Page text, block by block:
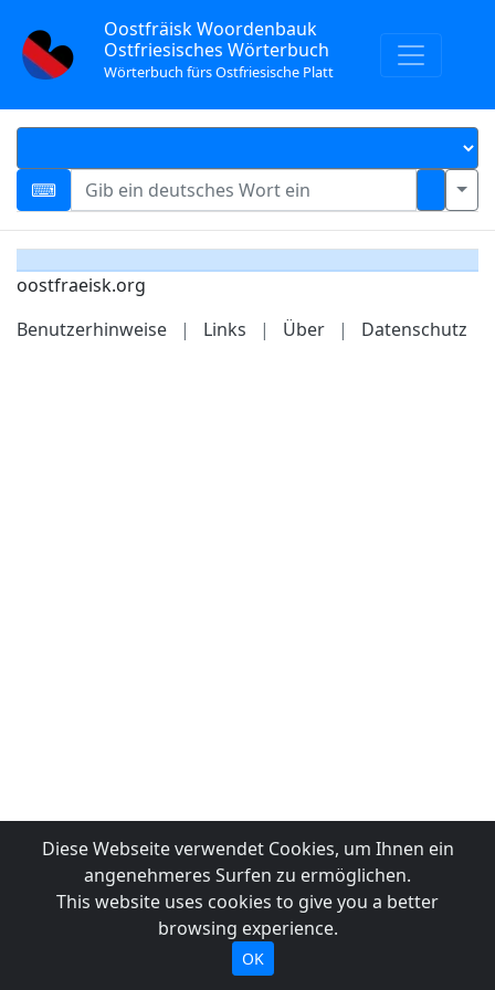
Oostfräisk Woordenbauk
Ostfriesisches Wörterbuch
Wörterbuch fürs Ostfriesische Platt
oostfraeisk.org
Benutzerhinweise
| Links | Über | Datenschutz
Diese Webseite verwendet Cookies, um Ihnen ein
angenehmeres Surfen zu ermöglichen.
This website uses cookies to give you a better
browsing experience.
OK